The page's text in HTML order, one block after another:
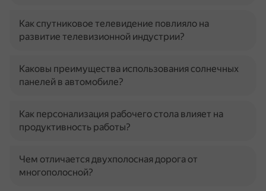
Как спутниковое телевидение повлияло на
развитие телевизионной индустрии?
Каковы преимущества использования солнечных
панелей в автомобиле?
Как персонализация рабочего стола влияет на
продуктивность работы?
Чем отличается двухполосная дорога от
многополосной?